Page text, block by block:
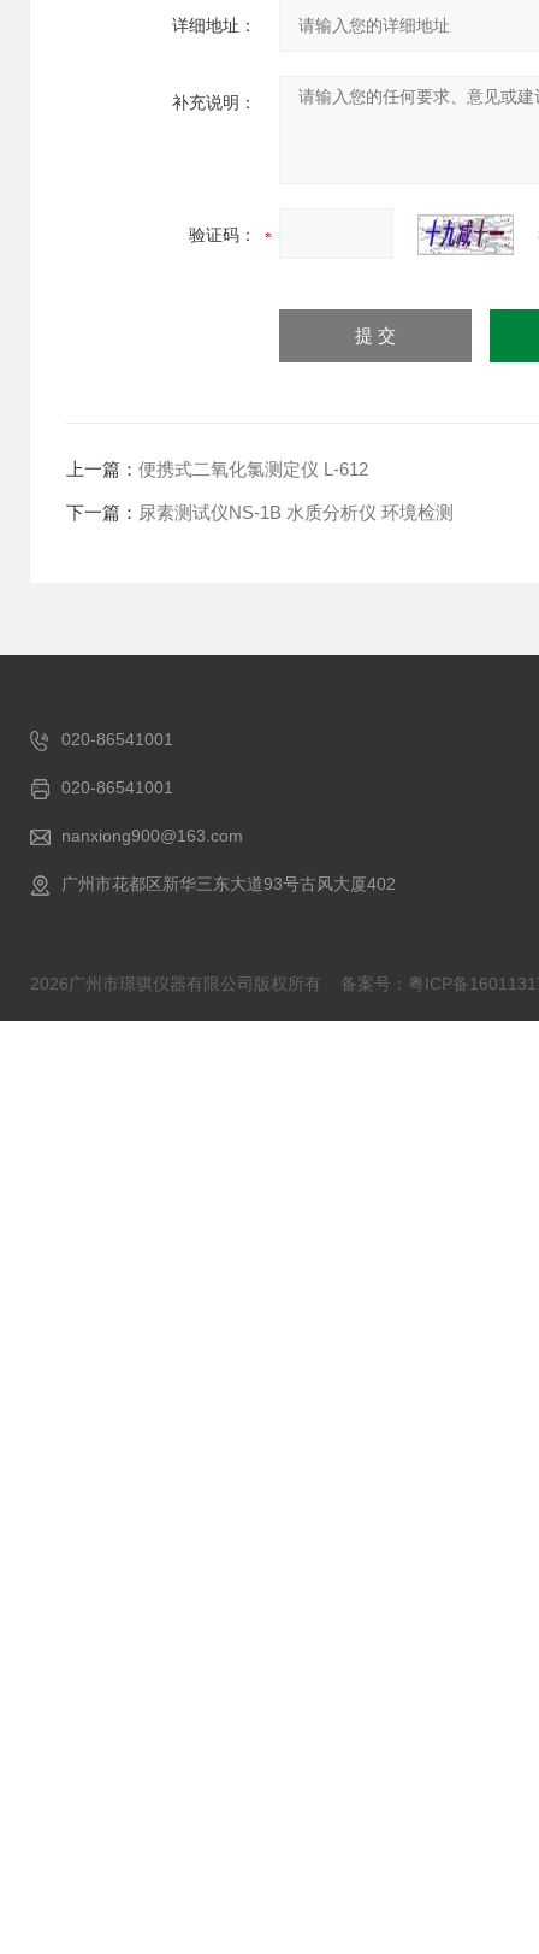
详细地址：
补充说明：
验证码：
上一篇： 便携式二氧化氯测定仪 L-612
下一篇： 尿素测试仪NS-1B 水质分析仪 环境检测
020-86541001
020-86541001
nanxiong900@163.com
广州市花都区新华三东大道93号古风大厦402
2026广州市璟骐仪器有限公司版权所有 备案号：粤ICP备